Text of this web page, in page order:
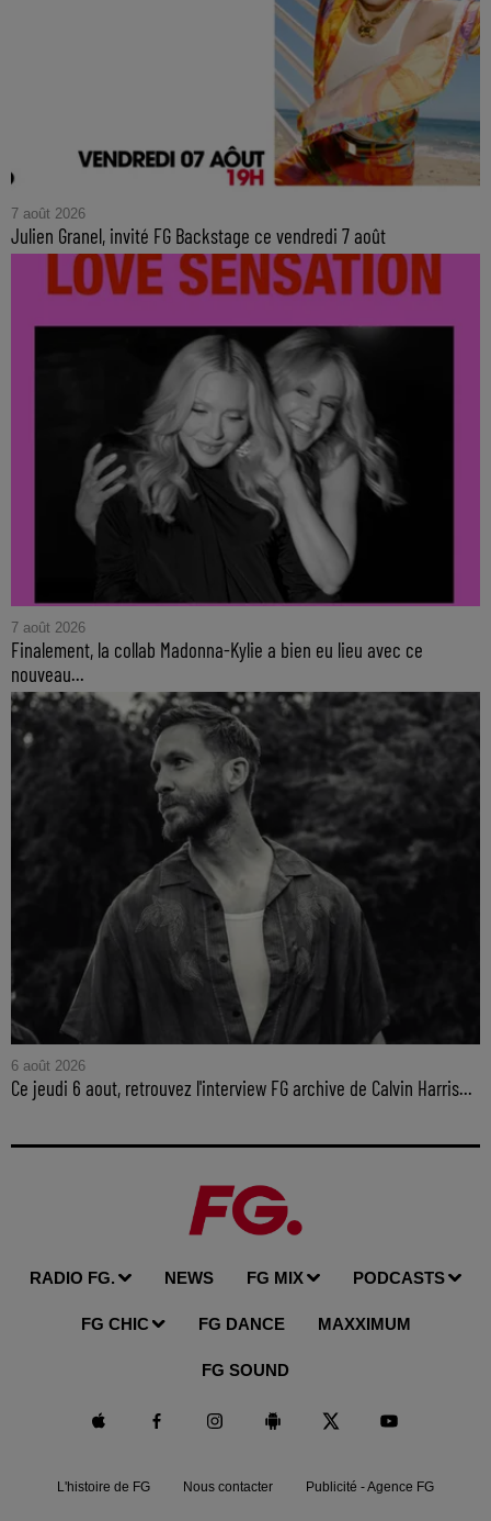
7 août 2026
Julien Granel, invité FG Backstage ce vendredi 7 août
7 août 2026
Finalement, la collab Madonna-Kylie a bien eu lieu avec ce
nouveau...
6 août 2026
Ce jeudi 6 aout, retrouvez l'interview FG archive de Calvin Harris...
RADIO FG. NEWS FG MIX PODCASTS
FG CHIC FG DANCE MAXXIMUM
FG SOUND
L'histoire de FG Nous contacter Publicité - Agence FG